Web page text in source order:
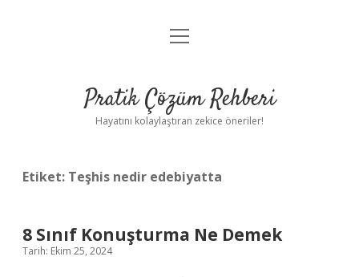
Anasayfa
Yasal Uyarı
menüyü
Pratik Çözüm Rehberi
Hayatını kolaylaştıran zekice öneriler!
Etiket: Teşhis nedir edebiyatta
8 Sınıf Konuşturma Ne Demek
Tarih: Ekim 25, 2024